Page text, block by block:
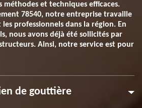
méthodes et techniques efficaces.
78540, notre entreprise travaille
professionnels dans la région. En
nous avons déjà été sollicités par
Ainsi, notre service est pour
de gouttière